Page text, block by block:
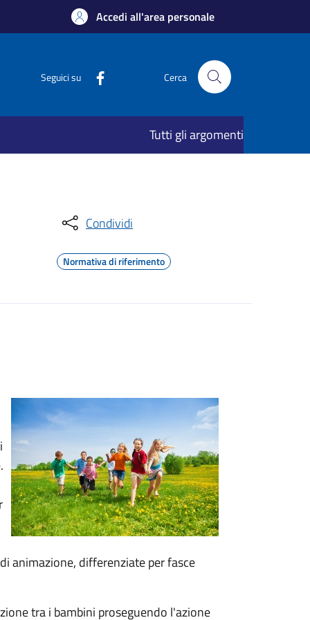
Accedi all'area personale
Seguici su Cerca
Tutti gli argomenti
Condividi
Normativa di riferimento
animazione, differenziate per fasce
tra i bambini proseguendo l'azione